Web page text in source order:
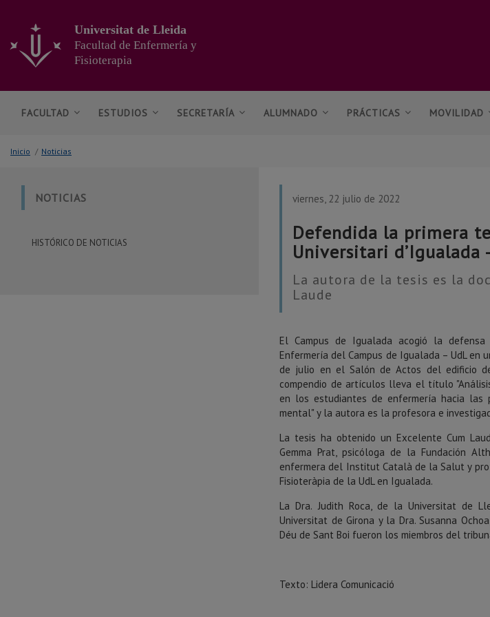
contenido
principal
página
Universitat de Lleida
Facultad de Enfermería y
Fisioterapia
FACULTAD ESTUDIOS SECRETARÍA ALUMNADO PRÁCTICAS MOVILIDAD
Inicio / Noticias
NOTICIAS
HISTÓRICO DE NOTICIAS
viernes, 22 julio de 2022
Defendida la primera
Universitari d’Igualada
La autora de la tesis es la
Laude
El Campus de Igualada acogió la
Enfermería del Campus de Igualada – UdL en
de julio en el Salón de Actos del edificio
compendio de artículos lleva el título
en los estudiantes de enfermería hacia las
mental" y la autora es la profesora e
La tesis ha obtenido un Excelente Cum
Gemma Prat, psicóloga de la Fundación
enfermera del Institut Català de la Salut y
Fisioteràpia de la UdL en Igualada.
La Dra. Judith Roca, de la Universitat de
Universitat de Girona y la Dra. Susanna
Déu de Sant Boi fueron los miembros del
Texto: Lidera Comunicació